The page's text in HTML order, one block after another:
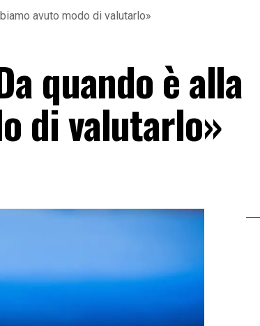
avuto modo di valutarlo»
quando è alla
di valutarlo»